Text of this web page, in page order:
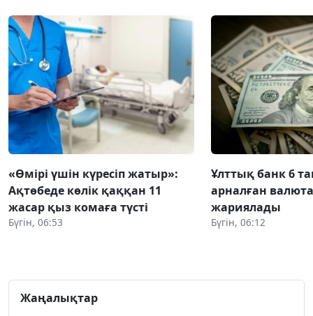
«Өмірі үшін күресіп жатыр»:
Ақтөбеде көлік қаққан 11
жасар қыз комаға түсті
Бүгін, 06:53
Ұлттық банк 6
арналған
жариялады
Бүгін, 06:12
Жаңалықтар